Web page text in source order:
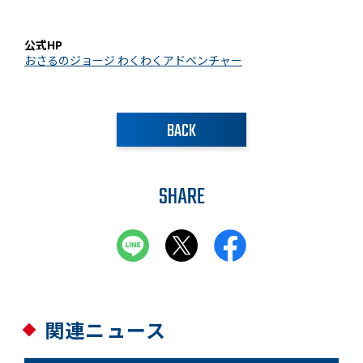
公式HP
おさるのジョージ わくわくアドベンチャー
BACK
SHARE
関連ニュース